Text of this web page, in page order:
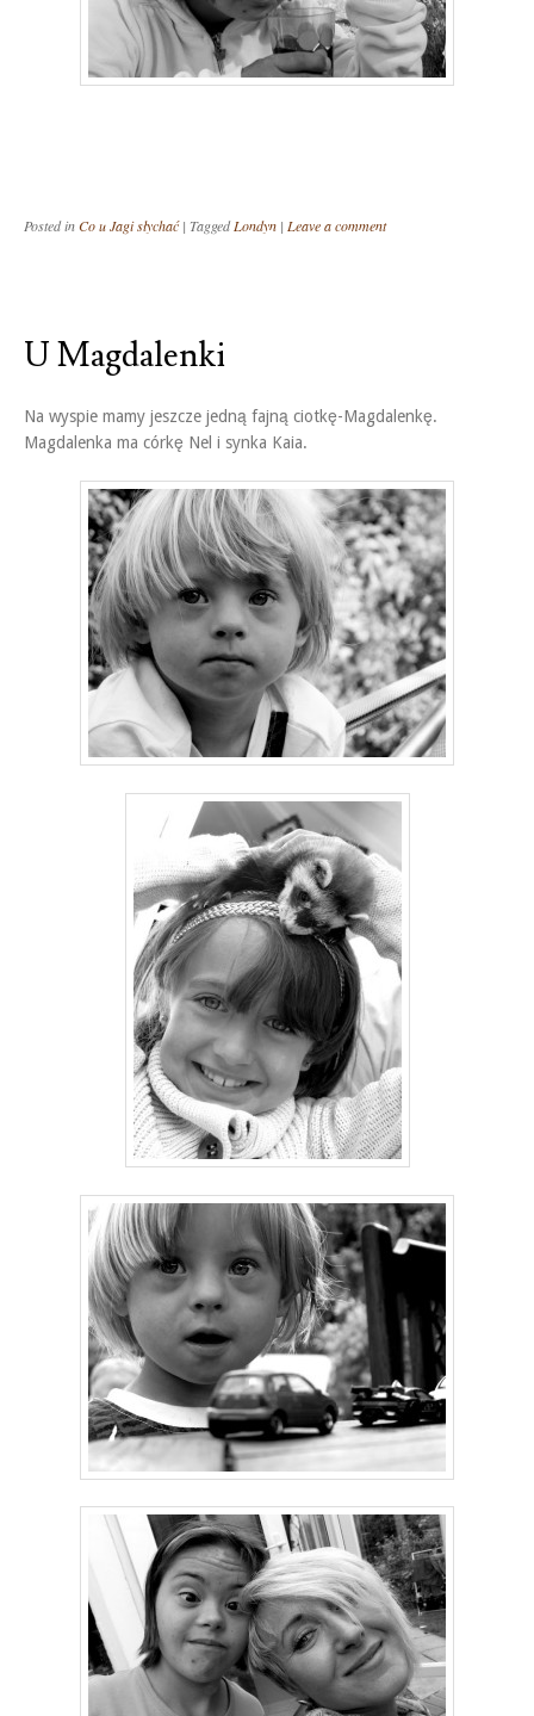
Posted inCo u Jagi słychać | TaggedLondyn | Leave a comment
U Magdalenki
Na wyspie mamy jeszcze jedną fajną ciotkę-Magdalenkę.
Magdalenka ma córkę Nel i synka Kaia.